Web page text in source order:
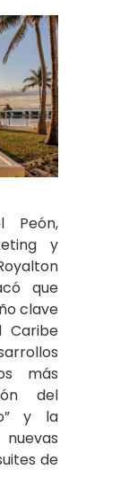
Peón,
y
que
clave
Caribe
más
del
y la
de